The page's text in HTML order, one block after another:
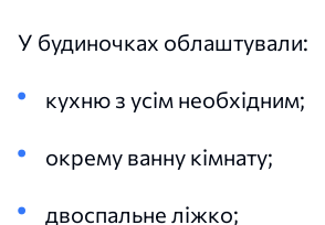
У будиночках облаштували:
кухню з усім необхідним;
окрему ванну кімнату;
двоспальне ліжко;